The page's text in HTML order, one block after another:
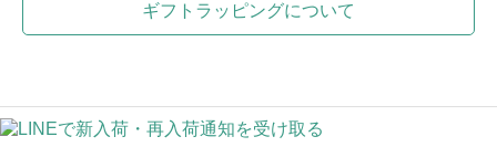
ギフトラッピングについて